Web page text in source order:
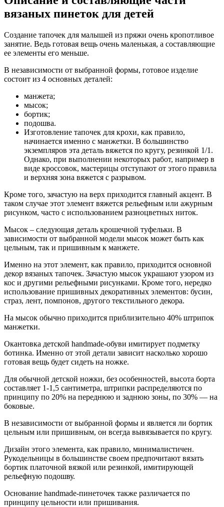
вязаных пинеток для детей
Создание тапочек для малышей из пряжи очень кропотливое
занятие. Ведь готовая вещь очень маленькая, а составляющие
ее элементы его меньше.
В независимости от выбранной формы, готовое изделие
состоит из 4 основных деталей:
манжета;
мысок;
бортик;
подошва.
Изготовление тапочек для крохи, как правило,
начинается именно с манжетки. В большинство
экземпляров эта деталь вяжется по кругу, резинкой 1/1.
Однако, при выполнении некоторых работ, например в
виде кроссовок, мастерицы отступают от этого правила
и верхняя зона вяжется с разрывом.
Кроме того, зачастую на верх приходится главный акцент. В
таком случае этот элемент вяжется рельефным или ажурным
рисунком, часто с использованием разноцветных ниток.
Мысок – следующая деталь крошечной туфельки. В
зависимости от выбранной модели мысок может быть как
цельным, так и пришивным к манжете.
Именно на этот элемент, как правило, приходится основной
декор вязаных тапочек. Зачастую мысок украшают узором из
кос и другими рельефными рисунками. Кроме того, нередко
использование пришивных декоративных элементов: бусин,
страз, лент, помпонов, другого текстильного декора.
На мысок обычно приходится приблизительно 40% штрипок
манжетки.
Окантовка детской handmade-обуви имитирует подметку
ботинка. Именно от этой детали зависит насколько хорошо
готовая вещь будет сидеть на ножке.
Для обычной детской ножки, без особенностей, высота борта
составляет 1-1,5 сантиметра, штрипки распределяются по
принципу по 20% на переднюю и заднюю зоны, по 30% — на
боковые.
В независимости от выбранной формы и является ли бортик
цельным или пришивным, он всегда вывязывается по кругу.
Дизайн этого элемента, как правило, минималистичен.
Рукодельницы в большинстве своем предпочитают вязать
бортик платочной вязкой или резинкой, имитирующей
рельефную подошву.
Основание handmade-пинеточек также различается по
принципу цельности или пришивания.